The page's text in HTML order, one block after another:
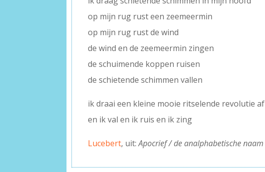
op mijn rug rust een zeemeermin
op mijn rug rust de wind
de wind en de zeemeermin zingen
de schuimende koppen ruisen
de schietende schimmen vallen
ik draai een kleine mooie ritselende revolutie af
en ik val en ik ruis en ik zing
Lucebert, uit:Apocrief / de analphabetische naam